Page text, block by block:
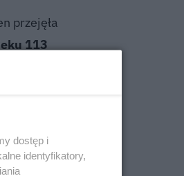
przejęła
113
tam,
dostęp i
identyfikatory,